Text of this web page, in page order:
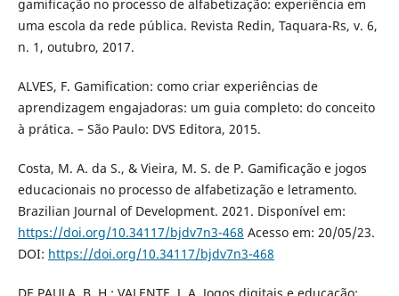
gamificação no processo de alfabetização: experiência em
uma escola da rede pública. Revista Redin, Taquara-Rs, v. 6,
n. 1, outubro, 2017.
ALVES, F. Gamification: como criar experiências de
aprendizagem engajadoras: um guia completo: do conceito
à prática. – São Paulo: DVS Editora, 2015.
Costa, M. A. da S., & Vieira, M. S. de P. Gamificação e jogos
educacionais no processo de alfabetização e letramento.
Brazilian Journal of Development. 2021. Disponível em:
https://doi.org/10.34117/bjdv7n3-468 Acesso em: 20/05/23.
DOI: https://doi.org/10.34117/bjdv7n3-468